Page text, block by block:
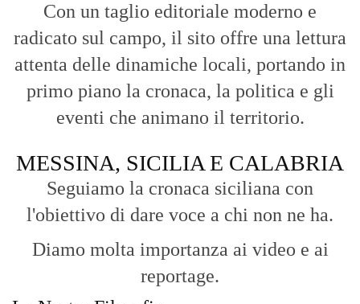
Con un taglio editoriale moderno e
radicato sul campo, il sito offre una lettura
attenta delle dinamiche locali, portando in
primo piano la cronaca, la politica e gli
eventi che animano il territorio.
MESSINA, SICILIA E CALABRIA
Seguiamo la cronaca siciliana con
l'obiettivo di dare voce a chi non ne ha.
Diamo molta importanza ai video e ai
reportage.